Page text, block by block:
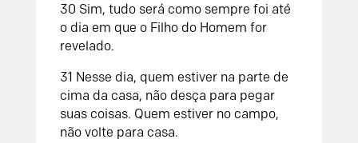
30 Sim, tudo será como sempre foi até
o dia em que o Filho do Homem for
revelado.
31 Nesse dia, quem estiver na parte de
cima da casa, não desça para pegar
suas coisas. Quem estiver no campo,
não volte para casa.